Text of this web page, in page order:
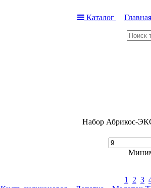
Каталог Главная
Набор Абрикос-
1 2 3